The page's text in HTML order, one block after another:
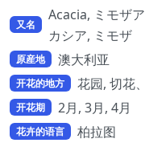
又名
Acacia, ミモザ
カシア, ミモザ
原産地 澳大利亚
开花的地方 花园, 切花
开花期 2月, 3月, 4月
花卉的语言 柏拉图